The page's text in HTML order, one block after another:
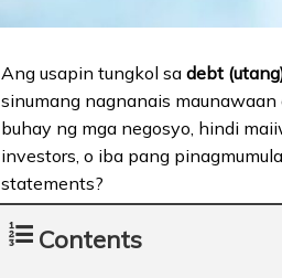
Ang usapin tungkol sa debt
sinumang nagnanais
buhay ng mga negosyo, hindi
investors, o iba pang
statements?
Contents